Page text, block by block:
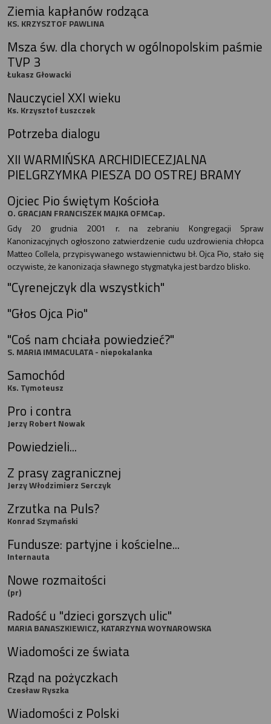
Ziemia kapłanów rodząca
KS. KRZYSZTOF PAWLINA
Msza św. dla chorych w ogólnopolskim paśmie
TVP 3
Łukasz Głowacki
Nauczyciel XXI wieku
Ks. Krzysztof Łuszczek
Potrzeba dialogu
XII WARMIŃSKA ARCHIDIECEZJALNA
PIELGRZYMKA PIESZA DO OSTREJ BRAMY
Ojciec Pio świętym Kościoła
O. GRACJAN FRANCISZEK MAJKA OFMCap.
Gdy 20 grudnia 2001 r. na zebraniu Kongregacji Spraw
Kanonizacyjnych ogłoszono zatwierdzenie cudu uzdrowienia chłopca
Matteo Collela, przypisywanego wstawiennictwu bł. Ojca Pio, stało się
oczywiste, że kanonizacja sławnego stygmatyka jest bardzo blisko.
"Cyrenejczyk dla wszystkich"
"Głos Ojca Pio"
"Coś nam chciała powiedzieć?"
S. MARIA IMMACULATA - niepokalanka
Samochód
Ks. Tymoteusz
Pro i contra
Jerzy Robert Nowak
Powiedzieli...
Z prasy zagranicznej
Jerzy Włodzimierz Serczyk
Zrzutka na Puls?
Konrad Szymański
Fundusze: partyjne i kościelne...
Internauta
Nowe rozmaitości
(pr)
Radość u "dzieci gorszych ulic"
MARIA BANASZKIEWICZ, KATARZYNA WOYNAROWSKA
Wiadomości ze świata
Rząd na pożyczkach
Czesław Ryszka
Wiadomości z Polski